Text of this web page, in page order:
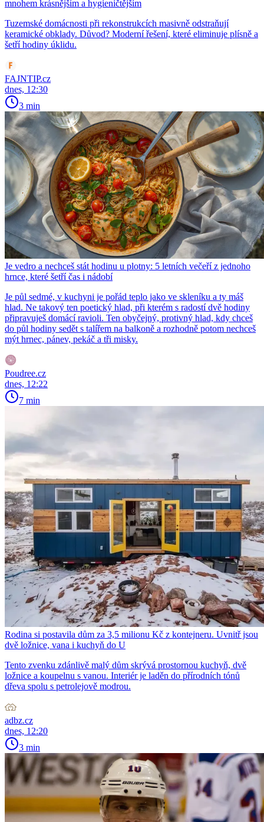
mnohem krásnějším a hygieničtějším
Tuzemské domácnosti při rekonstrukcích masivně odstraňují
keramické obklady. Důvod? Moderní řešení, které eliminuje plísně a
šetří hodiny úklidu.
FAJNTIP.cz
dnes, 12:30
3 min
Je vedro a nechceš stát hodinu u plotny: 5 letních večeří z jednoho
hrnce, které šetří čas i nádobí
Je půl sedmé, v kuchyni je pořád teplo jako ve skleníku a ty máš
hlad. Ne takový ten poetický hlad, při kterém s radostí dvě hodiny
připravuješ domácí ravioli. Ten obyčejný, protivný hlad, kdy chceš
do půl hodiny sedět s talířem na balkoně a rozhodně potom nechceš
mýt hrnec, pánev, pekáč a tři misky.
Poudree.cz
dnes, 12:22
7 min
Rodina si postavila dům za 3,5 milionu Kč z kontejneru. Uvnitř jsou
dvě ložnice, vana i kuchyň do U
Tento zvenku zdánlivě malý dům skrývá prostornou kuchyň, dvě
ložnice a koupelnu s vanou. Interiér je laděn do přírodních tónů
dřeva spolu s petrolejově modrou.
adbz.cz
dnes, 12:20
3 min